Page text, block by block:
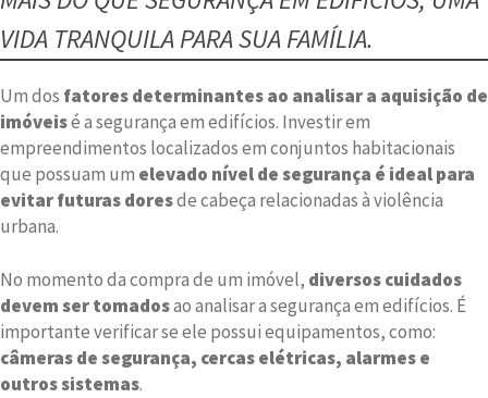
VIDA TRANQUILA PARA SUA FAMÍLIA.
Um dos fatores determinantes ao analisar a aquisição de
imóveisé a segurança em edifícios. Investir em
empreendimentos localizados em conjuntos habitacionais
que possuam um elevado nível de segurança é ideal para
evitar futuras doresde cabeça relacionadas à violência
urbana.
No momento da compra de um imóvel, diversos cuidados
devem ser tomadosao analisar a segurança em edifícios. É
importante verificar se ele possui equipamentos, como:
câmeras de segurança, cercas elétricas, alarmes e
outros sistemas.